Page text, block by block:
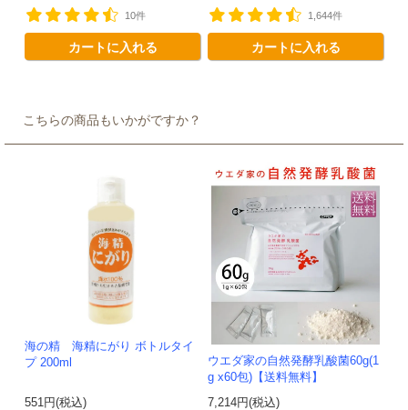
10件
カートに入れる
1,644件
カートに入れる
こちらの商品もいかがですか？
海の精 海精にがり ボトルタイ
プ 200ml
551円(税込)
ウエダ家の自然発酵乳酸菌60g(1
g x60包)【送料無料】
7,214円(税込)